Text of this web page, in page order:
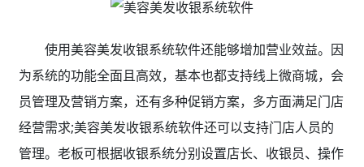
使用美容美发收银系统软件还能够增加营业效益。因
为系统的功能全面且高效，基本也都支持线上微商城，会
员管理及营销方案，还有多种促销方案，多方面满足门店
经营需求;美容美发收银系统软件还可以支持门店人员的
管理。老板可根据收银系统分别设置店长、收银员、操作